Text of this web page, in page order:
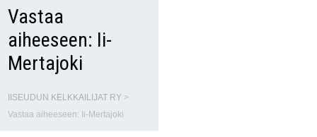
Vastaa
aiheeseen: Ii-
Mertajoki
IISEUDUN KELKKAILIJAT RY >
Vastaa aiheeseen: Ii-Mertajoki